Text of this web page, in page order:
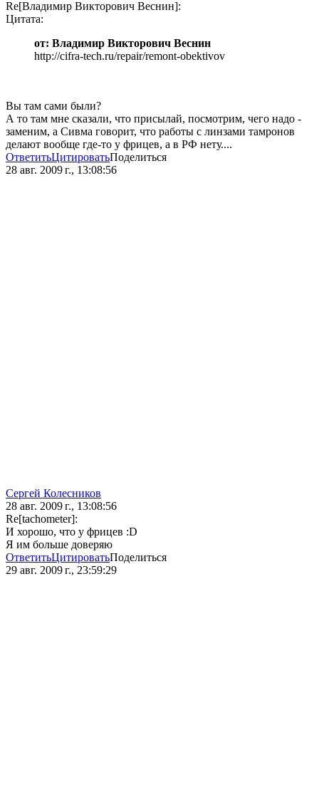
Re[Владимир Викторович Веснин]:
Цитата:
от: Владимир Викторович Веснин
http://cifra-tech.ru/repair/remont-obektivov
Вы там сами были?
А то там мне сказали, что присылай, посмотрим, чего надо -
заменим, а Сивма говорит, что работы с линзами тамронов
делают вообще где-то у фрицев, а в РФ нету....
ОтветитьЦитироватьПоделиться
28 авг. 2009 г., 13:08:56
Сергей Колесников
28 авг. 2009 г., 13:08:56
Re[tachometer]:
И хорошо, что у фрицев :D
Я им больше доверяю
ОтветитьЦитироватьПоделиться
29 авг. 2009 г., 23:59:29